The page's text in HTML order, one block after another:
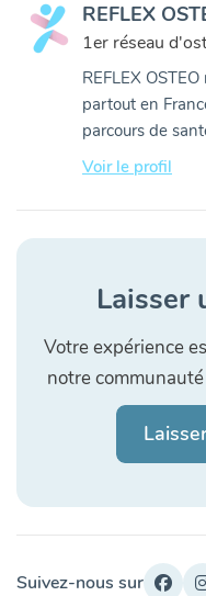
REFLEX
1er réseau
REFLEX
partout en
parcours de
Voir le profil
Laisser
Votre expérience
notre
Suivez-nous sur